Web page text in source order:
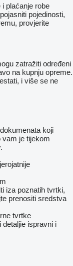
plaćanje robe
pojedinosti,
provjerite
zatražiti određeni
na kupnju opreme.
i više se ne
koji
vam je tijekom
iza poznatih tvrtki,
prenositi sredstva
tvrtke
detaljie ispravni i